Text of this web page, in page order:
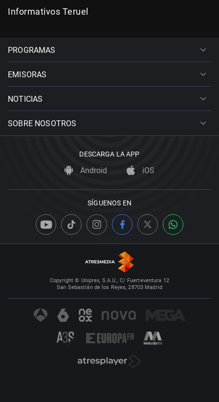
Informativos Teruel
PROGRAMAS
EMISORAS
NOTICIAS
SOBRE NOSOTROS
DESCARGA LA APP
Android iOS
SÍGUENOS EN
Copyright © Uniprex, S.A.U., C/ Fuerteventura 12
San Sebastián de los Reyes, 28703 Madrid